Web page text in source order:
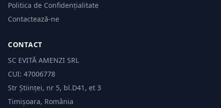
Politica de Confidențialitate
Contactează-ne
CONTACT
SC EVITĂ AMENZI SRL
CUI: 47006778
Str Științei, nr 5, bl.D41, et 3
Timișoara, România